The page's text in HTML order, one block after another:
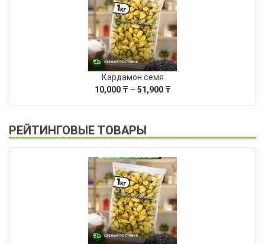
Кардамон семя
10,000 ₸ – 51,900 ₸Диапазон
51,900 ₸
РЕЙТИНГОВЫЕ ТОВАРЫ